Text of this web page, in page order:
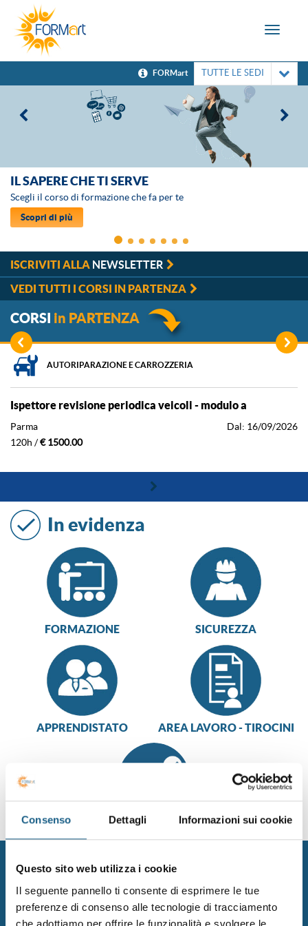
Consenso Dettagli Informazioni sui cookie
Questo sito web utilizza i cookie
Il seguente pannello ti consente di esprimere le tue
preferenze di consenso alle tecnologie di tracciamento
che adottiamo per offrire le funzionalità e svolgere le
Toggle
FORMart TUTTE LE SEDI
IL SAPERE CHE TI SERVE
Scegli il corso di formazione che fa per te
Scopri di più
ISCRIVITI ALLA NEWSLETTER
VEDI TUTTI I CORSI IN PARTENZA
CORSI in PARTENZA
AUTORIPARAZIONE E CARROZZERIA
ispettore revisione periodica veicoli - modulo a
parma
dal: 16/09/2026
120h /€ 1500.00
In evidenza
FORMAZIONE SICUREZZA
APPRENDISTATO AREA LAVORO - TIROCINI
WEBINAR
News >
23/07/2026
Intelligenza artificiale, strategia e competenze: la sfida